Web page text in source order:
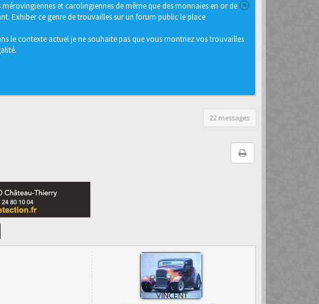
et carolingiennes de même que des monnaies en or de
Exhiber ce genre de trouvailles sur un forum public le place
le contexte actuel je ne souhaite pas que vous montriez vos trouvailles
22 messages